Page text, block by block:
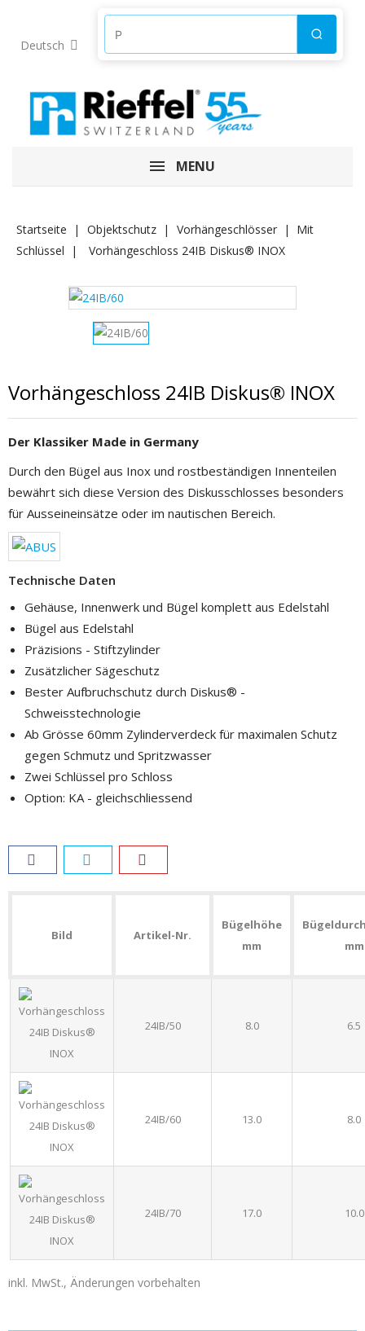
Deutsch Produkte suchen Suchen
MENU
Startseite Objektschutz Vorhängeschlösser
Mit
Schlüssel
Vorhängeschloss 24IB Diskus® INOX
Vorhängeschloss 24IB Diskus® INOX
Der Klassiker Made in Germany
Durch den Bügel aus Inox und rostbeständigen Innenteilen
bewährt sich diese Version des Diskusschlosses besonders
für Ausseineinsätze oder im nautischen Bereich.
Technische Daten
Gehäuse, Innenwerk und Bügel komplett aus Edelstahl
Bügel aus Edelstahl
Präzisions - Stiftzylinder
Zusätzlicher Sägeschutz
Bester Aufbruchschutz durch Diskus® -
Schweisstechnologie
Ab Grösse 60mm Zylinderverdeck für maximalen Schutz
gegen Schmutz und Spritzwasser
Zwei Schlüssel pro Schloss
Option: KA - gleichschliessend
Bild Artikel-Nr.
Bügelhöhe
mm
mm
24IB/50 8.0 6.5
24IB/60 13.0 8.0
24IB/70 17.0 10.0
inkl. MwSt., Änderungen vorbehalten